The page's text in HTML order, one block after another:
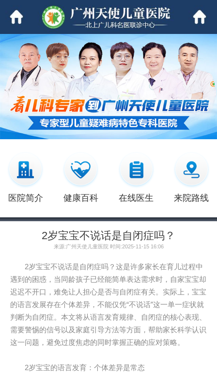
医院简介 健康百科 在线医生 来院路线
2岁宝宝不说话是自闭症吗？
来源:广州天使儿童医院 时间:2025-11-15 16:06
2岁宝宝不说话是自闭症吗？这是许多家长在育儿过程中
遇到的困惑，当同龄孩子已经能简单表达需求时，自家宝宝却
迟迟不开口，难免让人担心是否与自闭症有关。实际上，宝宝
的语言发展存在个体差异，不能仅凭“不说话”这一单一症状就
判断为自闭症。本文将从语言发育规律、自闭症的核心表现、
需要警惕的信号以及家庭引导方法等方面，帮助家长科学认识
这一问题，避免过度焦虑的同时掌握正确的应对策略。
2岁宝宝的语言发育：个体差异是常态